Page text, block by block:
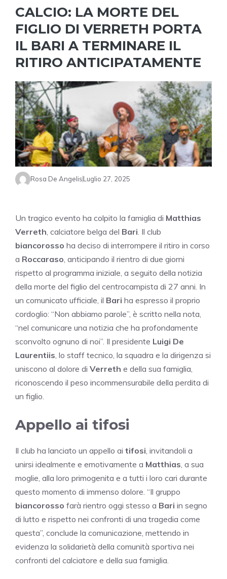
CALCIO: LA MORTE DEL
FIGLIO DI VERRETH PORTA
IL BARI A TERMINARE IL
RITIRO ANTICIPATAMENTE
Rosa De AngelisLuglio 27, 2025
Un tragico evento ha colpito la famiglia di Matthias
Verreth , calciatore belga del Bari . Il club
biancorosso ha deciso di interrompere il ritiro in corso
a Roccaraso , anticipando il rientro di due giorni
rispetto al programma iniziale, a seguito della notizia
della morte del figlio del centrocampista di 27 anni. In
un comunicato ufficiale, il Bari ha espresso il proprio
cordoglio: “Non abbiamo parole”, è scritto nella nota,
“nel comunicare una notizia che ha profondamente
sconvolto ognuno di noi”. Il presidente Luigi De
Laurentiis , lo staff tecnico, la squadra e la dirigenza si
uniscono al dolore di Verreth e della sua famiglia,
riconoscendo il peso incommensurabile della perdita di
un figlio.
Appello ai tifosi
Il club ha lanciato un appello ai tifosi , invitandoli a
unirsi idealmente e emotivamente a Matthias , a sua
moglie, alla loro primogenita e a tutti i loro cari durante
questo momento di immenso dolore. “Il gruppo
biancorosso farà rientro oggi stesso a Bari in segno
di lutto e rispetto nei confronti di una tragedia come
questa”, conclude la comunicazione, mettendo in
evidenza la solidarietà della comunità sportiva nei
confronti del calciatore e della sua famiglia.